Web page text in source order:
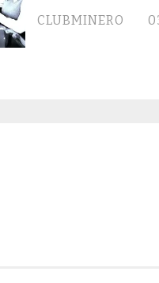
CLUBMINERO